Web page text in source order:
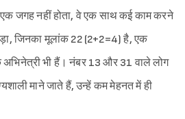
जगह नहीं होता, वे एक साथ कई काम करने
जिनका मूलांक 22 (2+2=4) है, एक
भी हैं। नंबर 13 और 31 वाले लोग
माने जाते हैं, उन्हें कम मेहनत में ही